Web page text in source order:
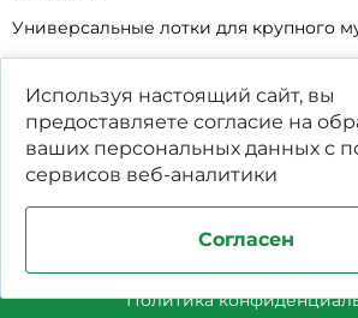
Универсальные лотки для крупного
Уцененные товары
Поддержка и продвижение сайта
Политика
Используя настоящий сайт, вы
предоставляете согласие на
ваших персональных данных с
сервисов веб-аналитики
Согласен